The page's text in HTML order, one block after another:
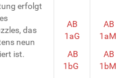
erfolgt
das
neun
ist.
AB
1aG
AB
1bG
AB
1aM
AB
1bM